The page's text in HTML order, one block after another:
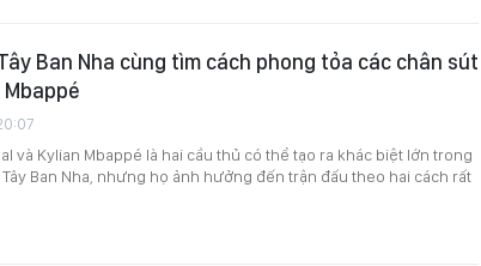
Ban Nha cùng tìm cách phong tỏa các chân sút
Mbappé
và Kylian Mbappé là hai cầu thủ có thể tạo ra khác biệt lớn trong
Ban Nha, nhưng họ ảnh hưởng đến trận đấu theo hai cách rất